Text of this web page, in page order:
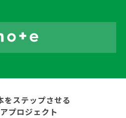
をステップさせる
プロジェクト